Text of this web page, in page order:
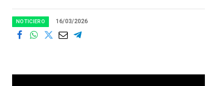
NOTICIERO 16/03/2026